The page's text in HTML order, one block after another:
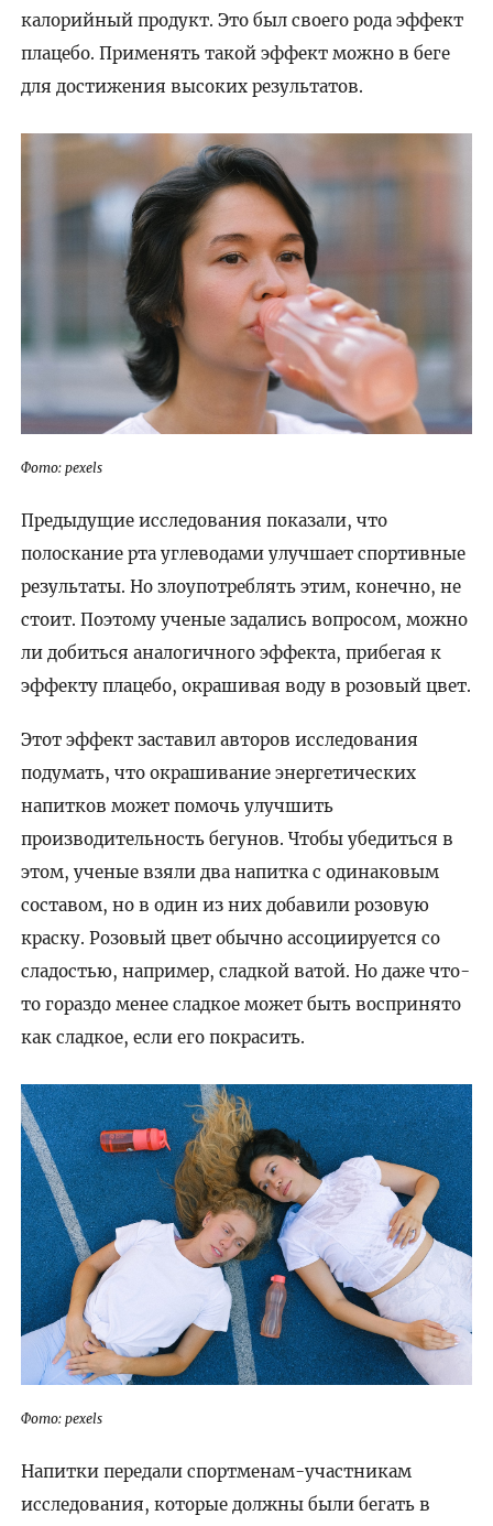
калорийный продукт. Это был своего рода эффект
плацебо. Применять такой эффект можно в беге
для достижения высоких результатов.
Фото: pexels
Предыдущие исследования показали, что
полоскание рта углеводами улучшает спортивные
результаты. Но злоупотреблять этим, конечно, не
стоит. Поэтому ученые задались вопросом, можно
ли добиться аналогичного эффекта, прибегая к
эффекту плацебо, окрашивая воду в розовый цвет.
Этот эффект заставил авторов исследования
подумать, что окрашивание энергетических
напитков может помочь улучшить
производительность бегунов. Чтобы убедиться в
этом, ученые взяли два напитка с одинаковым
составом, но в один из них добавили розовую
краску. Розовый цвет обычно ассоциируется со
сладостью, например, сладкой ватой. Но даже что-
то гораздо менее сладкое может быть воспринято
как сладкое, если его покрасить.
Фото: pexels
Напитки передали спортменам-участникам
исследования, которые должны были бегать в